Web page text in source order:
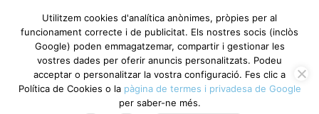
Utilitzem cookies d'analítica anònimes, pròpies per al
funcionament correcte i de publicitat. Els nostres socis (inclòs
Google) poden emmagatzemar, compartir i gestionar les
vostres dades per oferir anuncis personalitzats. Podeu
acceptar o personalitzar la vostra configuració. Fes clic a
Política de Cookies o la pàgina de termes i privadesa de Google
per saber-ne més.